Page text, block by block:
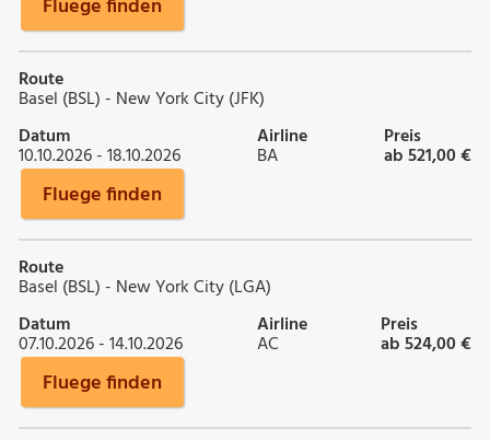
Fluege finden
Route
Basel (BSL) - New York City (JFK)
Datum
10.10.2026 - 18.10.2026
Airline
BA
Preis
ab 521,00 €
Fluege finden
Route
Basel (BSL) - New York City (LGA)
Datum
07.10.2026 - 14.10.2026
Airline
AC
Preis
ab 524,00 €
Fluege finden